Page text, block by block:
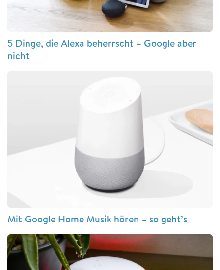
5 Dinge, die Alexa beherrscht – Google aber
nicht
Mit Google Home Musik hören – so geht’s